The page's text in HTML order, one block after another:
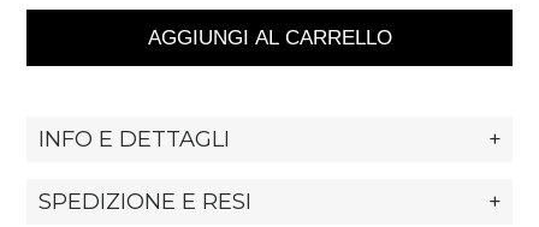
AGGIUNGI AL CARRELLO
INFO E DETTAGLI +
SPEDIZIONE E RESI +